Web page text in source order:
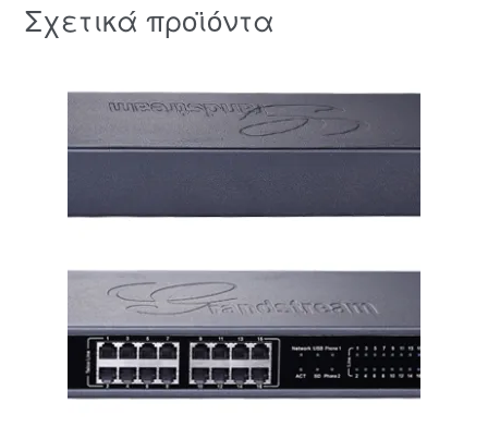
Σχετικά προϊόντα